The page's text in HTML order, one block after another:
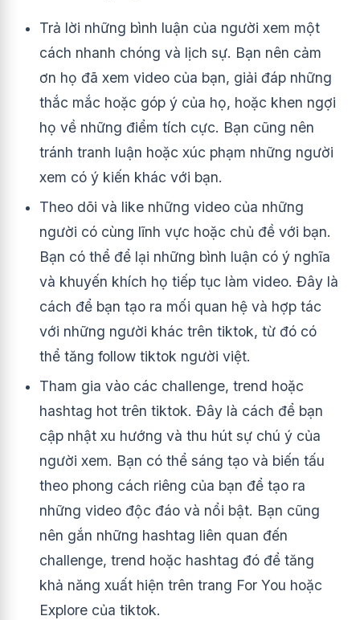
Trả lời những bình luận của người xem một
cách nhanh chóng và lịch sự. Bạn nên cảm
ơn họ đã xem video của bạn, giải đáp những
thắc mắc hoặc góp ý của họ, hoặc khen ngợi
họ về những điểm tích cực. Bạn cũng nên
tránh tranh luận hoặc xúc phạm những người
xem có ý kiến khác với bạn.
Theo dõi và like những video của những
người có cùng lĩnh vực hoặc chủ đề với bạn.
Bạn có thể để lại những bình luận có ý nghĩa
và khuyến khích họ tiếp tục làm video. Đây là
cách để bạn tạo ra mối quan hệ và hợp tác
với những người khác trên tiktok, từ đó có
thể tăng follow tiktok người việt.
Tham gia vào các challenge, trend hoặc
hashtag hot trên tiktok. Đây là cách để bạn
cập nhật xu hướng và thu hút sự chú ý của
người xem. Bạn có thể sáng tạo và biến tấu
theo phong cách riêng của bạn để tạo ra
những video độc đáo và nổi bật. Bạn cũng
nên gắn những hashtag liên quan đến
challenge, trend hoặc hashtag đó để tăng
khả năng xuất hiện trên trang For You hoặc
Explore của tiktok.